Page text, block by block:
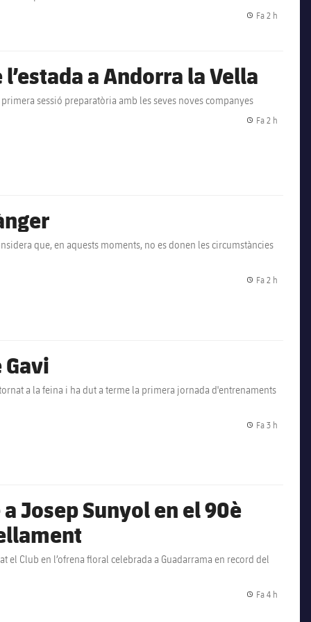
Fa 2 h
a Andorra la Vella
sessió preparatòria amb les seves noves companyes
Fa 2 h
que, en aquests moments, no es donen les circumstàncies
Fa 2 h
a la feina i ha dut a terme la primera jornada d'entrenaments
Fa 3 h
Josep Sunyol en el 90è
el Club en l’ofrena floral celebrada a Guadarrama en record del
Fa 4 h